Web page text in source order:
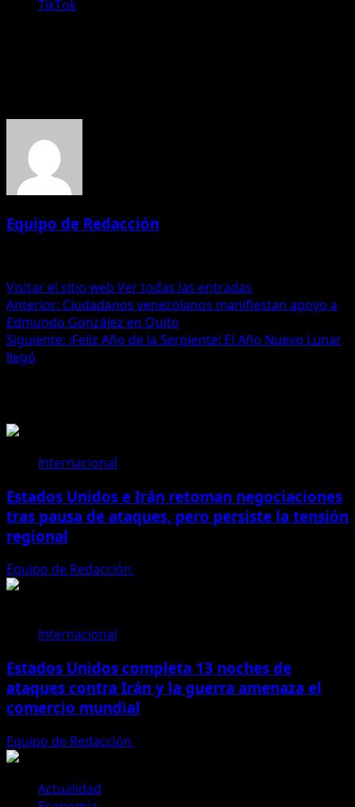
TikTok
Equipo de Redacción
Visitar el sitio web Ver todas las entradas
Navegación
de
entradas
Anterior: Ciudadanos venezolanos manifiestan apoyo a
Edmundo González en Quito
Siguiente: ¡Feliz Año de la Serpiente! El Año Nuevo Lunar
llegó
Internacional
Estados Unidos e Irán retoman negociaciones
tras pausa de ataques, pero persiste la tensión
regional
Equipo de Redacción
Internacional
Estados Unidos completa 13 noches de
ataques contra Irán y la guerra amenaza el
comercio mundial
Equipo de Redacción
Actualidad